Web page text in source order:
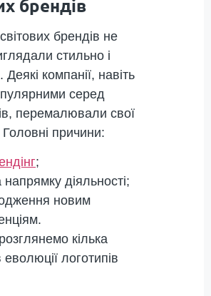
брендів
брендів не
стильно і
Деякі компанії, навіть
серед
перемалювали свої
причини:
;
напрямку діяльності;
новим
кілька
еволюції логотипів